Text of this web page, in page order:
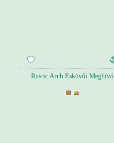
Rustic Arch Esküvői Meghívó